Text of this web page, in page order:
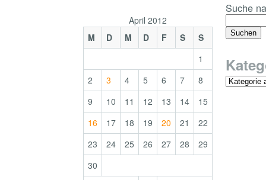
April 2012
M
D M D F S S
1
2
3 4 5 6 7
8
9
10 11 12 13 14
15
16
17 18 19 20 21
22
23
24 25 26 27 28
29
30
Suche